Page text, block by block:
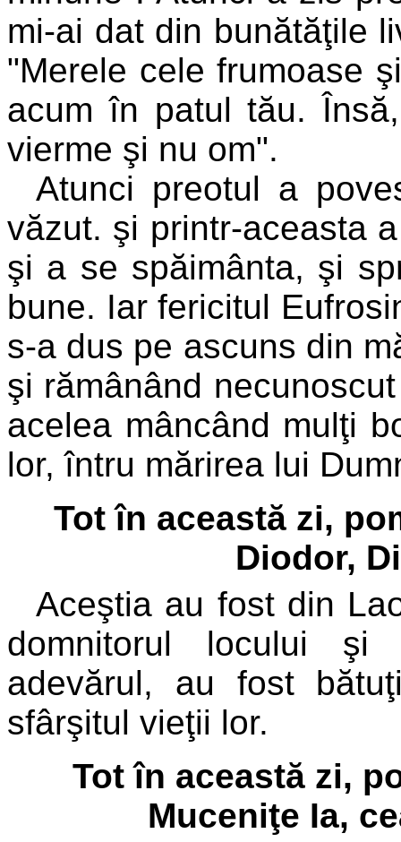
mi-ai dat din bunătăţile
"Merele cele frumoase
acum în patul tău.
vierme şi nu om".
Atunci preotul a
văzut. şi printr-aceasta
şi a se spăimânta, şi
bune. Iar fericitul
s-a dus pe ascuns din
şi rămânând
acelea mâncând mulţi
lor, întru mărirea lui
Tot în această zi,
Diodor,
Aceştia au fost din
domnitorul locului şi
adevărul, au fost
sfârşitul vieţii lor.
Tot în această zi,
Muceniţe Ia,